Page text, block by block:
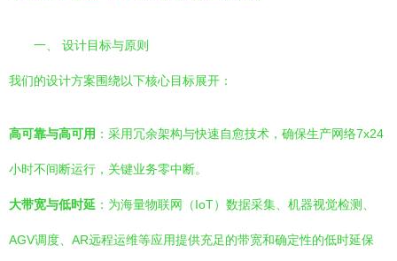
一、 设计目标与原则
我们的设计方案围绕以下核心目标展开：
高可靠与高可用 ：采用冗余架构与快速自愈技术，确保生产网络7x24
小时不间断运行，关键业务零中断。
大带宽与低时延 ：为海量物联网（IoT）数据采集、机器视觉检测、
AGV调度、AR远程运维等应用提供充足的带宽和确定性的低时延保